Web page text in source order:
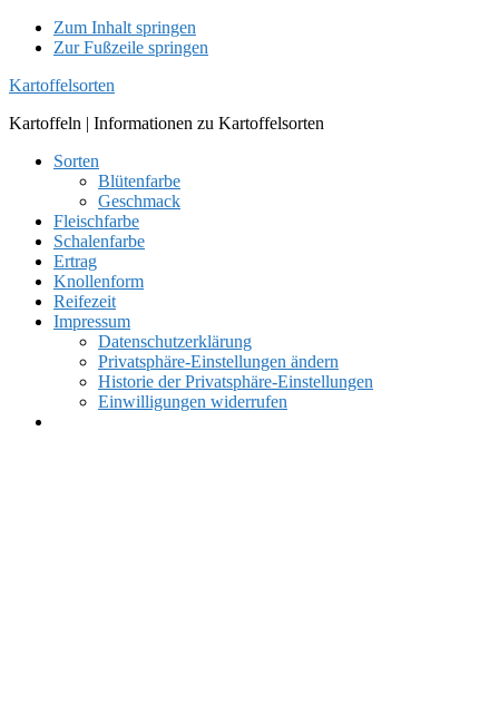
Zum Inhalt springen
Zur Fußzeile springen
Kartoffelsorten
Kartoffeln | Informationen zu Kartoffelsorten
Sorten
Blütenfarbe
Geschmack
Fleischfarbe
Schalenfarbe
Ertrag
Knollenform
Reifezeit
Impressum
Datenschutzerklärung
Privatsphäre-Einstellungen ändern
Historie der Privatsphäre-Einstellungen
Einwilligungen widerrufen